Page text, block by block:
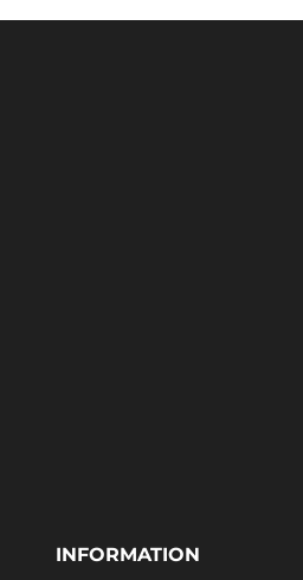
INFORMATION